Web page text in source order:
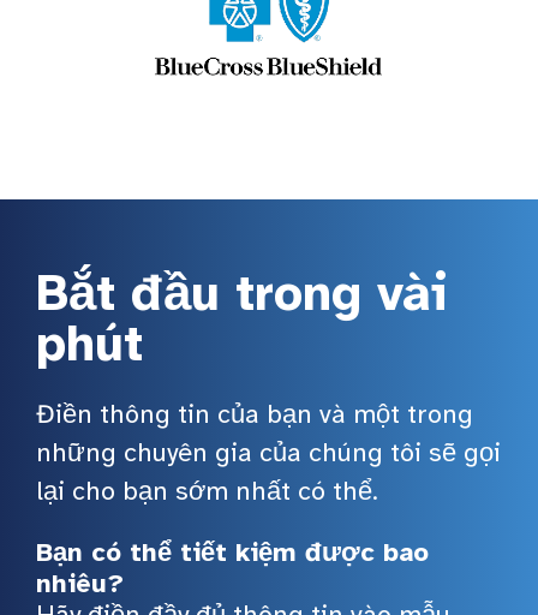
Bắt đầu trong vài
phút
Điền thông tin của bạn và một trong
những chuyên gia của chúng tôi sẽ gọi
lại cho bạn sớm nhất có thể.
Bạn có thể tiết kiệm được bao
nhiêu?